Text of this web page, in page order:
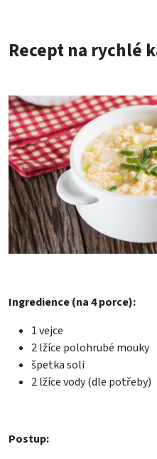
Recept na rychlé
Ingredience (na 4 porce):
1 vejce
2 lžíce polohrubé mouky
špetka soli
2 lžíce vody (dle potřeby)
Postup: